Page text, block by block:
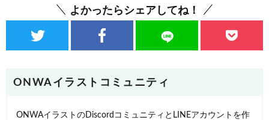
よかったらシェアしてね！
ONWAイラストコミュニティ
ONWAイラストのDiscordコミュニティとLINEアカウントを作